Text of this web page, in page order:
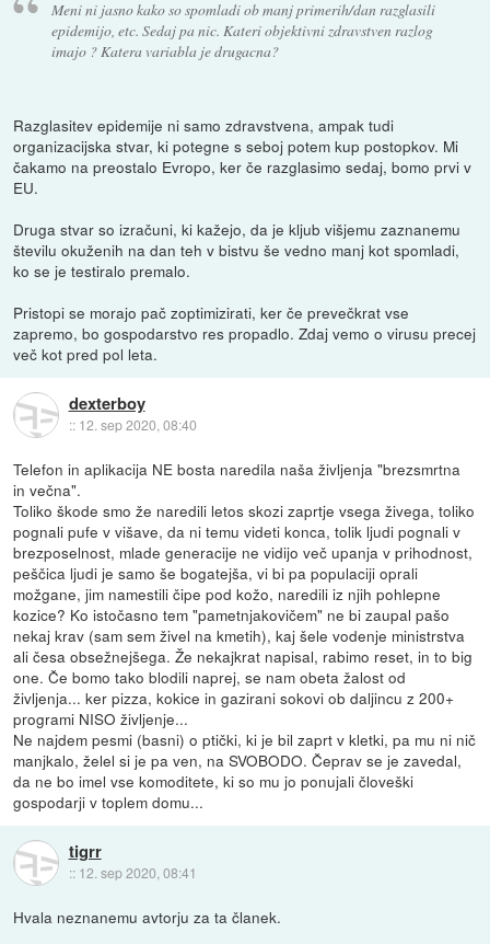
Meni ni jasno kako so spomladi ob manj primerih/dan razglasili
epidemijo, etc. Sedaj pa nic. Kateri objektivni zdravstven razlog
imajo ? Katera variabla je drugacna?
Razglasitev epidemije ni samo zdravstvena, ampak tudi
organizacijska stvar, ki potegne s seboj potem kup postopkov. Mi
čakamo na preostalo Evropo, ker če razglasimo sedaj, bomo prvi v
EU.
Druga stvar so izračuni, ki kažejo, da je kljub višjemu zaznanemu
številu okuženih na dan teh v bistvu še vedno manj kot spomladi,
ko se je testiralo premalo.
Pristopi se morajo pač zoptimizirati, ker če prevečkrat vse
zapremo, bo gospodarstvo res propadlo. Zdaj vemo o virusu precej
več kot pred pol leta.
dexterboy
:: 12. sep 2020, 08:40
Telefon in aplikacija NE bosta naredila naša življenja "brezsmrtna
in večna".
Toliko škode smo že naredili letos skozi zaprtje vsega živega, toliko
pognali pufe v višave, da ni temu videti konca, tolik ljudi pognali v
brezposelnost, mlade generacije ne vidijo več upanja v prihodnost,
peščica ljudi je samo še bogatejša, vi bi pa populaciji oprali
možgane, jim namestili čipe pod kožo, naredili iz njih pohlepne
kozice? Ko istočasno tem "pametnjakovičem" ne bi zaupal pašo
nekaj krav (sam sem živel na kmetih), kaj šele vodenje ministrstva
ali česa obsežnejšega. Že nekajkrat napisal, rabimo reset, in to big
one. Če bomo tako blodili naprej, se nam obeta žalost od
življenja... ker pizza, kokice in gazirani sokovi ob daljincu z 200+
programi NISO življenje...
Ne najdem pesmi (basni) o ptički, ki je bil zaprt v kletki, pa mu ni nič
manjkalo, želel si je pa ven, na SVOBODO. Čeprav se je zavedal,
da ne bo imel vse komoditete, ki so mu jo ponujali človeški
gospodarji v toplem domu...
tigrr
:: 12. sep 2020, 08:41
Hvala neznanemu avtorju za ta članek.